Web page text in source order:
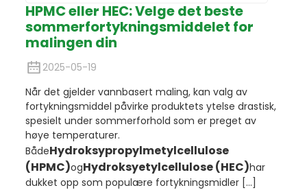
HPMC eller HEC: Velge det beste
sommerfortykningsmiddelet for
malingen din
2025-05-19
Når det gjelder vannbasert maling, kan valg av
fortykningsmiddel påvirke produktets ytelse drastisk,
spesielt under sommerforhold som er preget av
høye temperaturer.
BådeHydroksypropylmetylcellulose
(HPMC)ogHydroksyetylcellulose (HEC)har
dukket opp som populære fortykningsmidler [...]